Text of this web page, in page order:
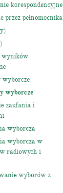
korespondencyjne
przez pełnomocnika
wyników
wyborcze
wyborcze
zaufania i
wyborcza
wyborcza w
radiowych i
wyborów z